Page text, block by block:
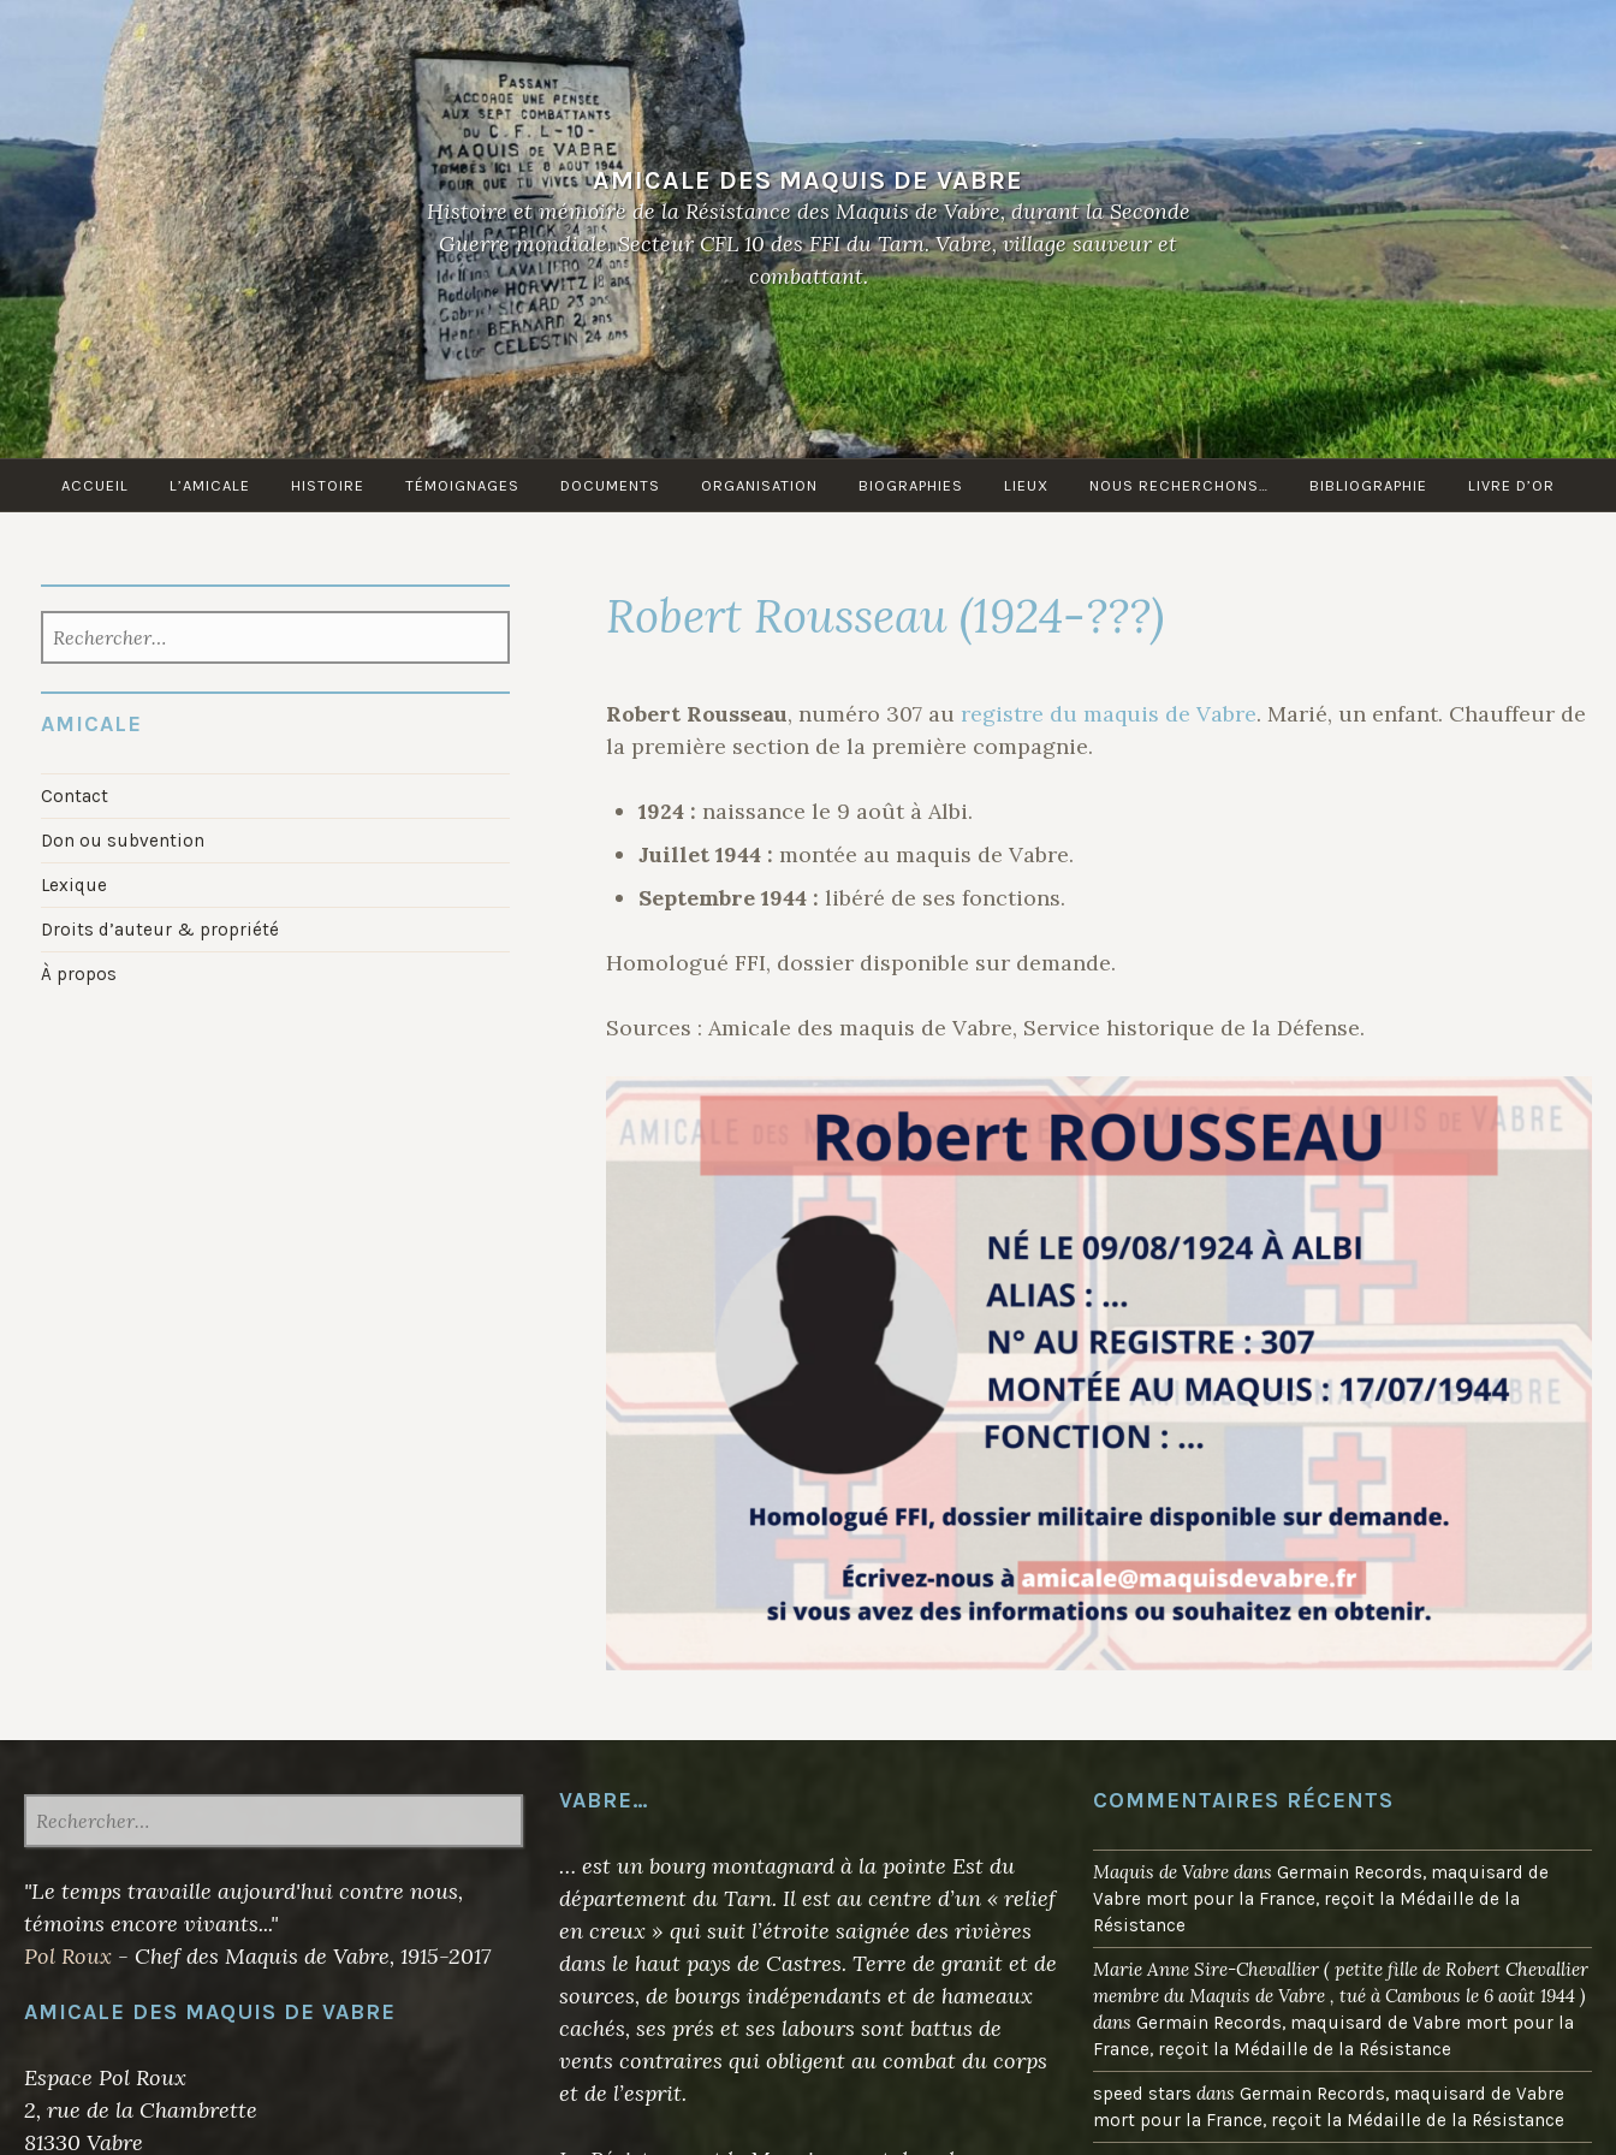
AMICALE DES MAQUIS DE VABRE
Histoire et mémoire de la Résistance des Maquis de Vabre, durant la Seconde
Guerre mondiale. Secteur CFL 10 des FFI du Tarn. Vabre, village sauveur et
combattant.
ACCUEIL L’AMICALE HISTOIRE TÉMOIGNAGES DOCUMENTS ORGANISATION BIOGRAPHIES LIEUX NOUS RECHERCHONS… BIBLIOGRAPHIE LIVRE D’OR
Robert Rousseau (1924-???)
Robert Rousseau, numéro 307 au registre du maquis de Vabre. Marié, un enfant. Chauffeur de
la première section de la première compagnie.
1924 : naissance le 9 août à Albi.
Juillet 1944 : montée au maquis de Vabre.
Septembre 1944 : libéré de ses fonctions.
Homologué FFI, dossier disponible sur demande.
Sources : Amicale des maquis de Vabre, Service historique de la Défense.
AMICALE
Contact
Don ou subvention
Lexique
Droits d’auteur & propriété
À propos
"Le temps travaille aujourd'hui contre nous,
témoins encore vivants..."
Pol Roux - Chef des Maquis de Vabre, 1915-2017
AMICALE DES MAQUIS DE VABRE
Espace Pol Roux
2, rue de la Chambrette
81330 Vabre
VABRE…
… est un bourg montagnard à la pointe Est du
département du Tarn. Il est au centre d’un « relief
en creux » qui suit l’étroite saignée des rivières
dans le haut pays de Castres. Terre de granit et de
sources, de bourgs indépendants et de hameaux
cachés, ses prés et ses labours sont battus de
vents contraires qui obligent au combat du corps
et de l’esprit.
COMMENTAIRES RÉCENTS
Maquis de Vabre dansGermain Records, maquisard de
Vabre mort pour la France, reçoit la Médaille de la
Résistance
Marie Anne Sire-Chevallier ( petite fille de Robert Chevallier
membre du Maquis de Vabre , tué à Cambous le 6 août 1944 )
dansGermain Records, maquisard de Vabre mort pour la
France, reçoit la Médaille de la Résistance
speed stars dansGermain Records, maquisard de Vabre
mort pour la France, reçoit la Médaille de la Résistance